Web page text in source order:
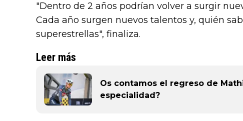
"Dentro de 2 años podrían volver a surgir
Cada año surgen nuevos talentos y, quién
superestrellas", finaliza.
Leer más
Os contamos el regreso de
especialidad?